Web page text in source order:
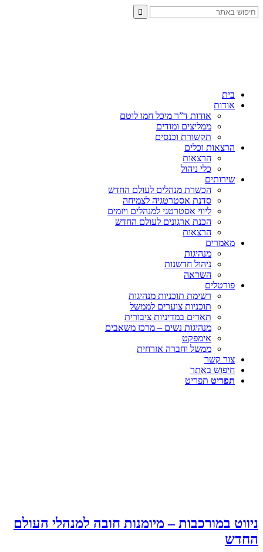
בית
אודות
אודות ד”ר מיכל חמו לוטם
ממליצים ומודים
תקשורת וכנסים
הרצאות וכלים
הרצאות
כלי ניהול
שירותים
הכשרת מנהלים לעולם החדש
סדנת אסטרטגיה לצמיחה
ליווי אסטרטגי למנהלים ויזמים
הכנת ארגונים לעולם החדש
הרצאות
מאמרים
מנהיגות
ניהול חדשנות
השראה
פורטלים
רשימת תוכניות מנהיגות
תוכניות צוערים לממשל
תארים במדיניות ציבורית
מנהיגות נשים – מרכז משאבים
אימפקט
ממשל וחברה אזרחית
צור קשר
חיפוש באתר
תפריט תפריט
ניווט במורכבות – מיומנות חובה למנהלי העולם
החדש